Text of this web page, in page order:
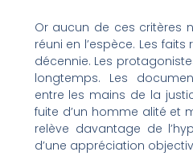
Or aucun de ces critères
réuni en l’espèce. Les
décennie. Les
longtemps. Les
entre les mains de la
fuite d’un homme alité et
relève davantage de
d’une appréciation